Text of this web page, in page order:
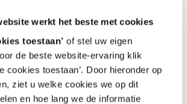
werkt het beste met cookies
toestaan’ of stel uw eigen
de beste website-ervaring klik
cookies toestaan’. Door hieronder op
ziet u welke cookies we op dit
en hoe lang we de informatie
de CAS dakventilatoren zijn er een aantal
gemaakt. Klik hiervoor instructievideo's
het inregelen van de kloktijden, onderdruk
van de toerentalregeling.
00521
03-00525
Meer info